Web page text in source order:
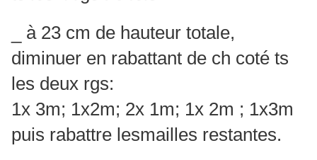
_ à 23 cm de hauteur totale,
diminuer en rabattant de ch coté ts
les deux rgs:
1x 3m; 1x2m; 2x 1m; 1x 2m ; 1x3m
puis rabattre lesmailles restantes.